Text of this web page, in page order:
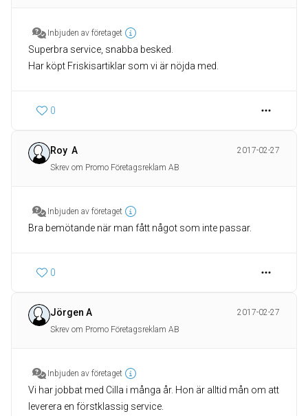
Inbjuden av företaget
Superbra service, snabba besked.
Har köpt Friskisartiklar som vi är nöjda med.
0
Roy A
2017-02-27
Skrev om Promo Företagsreklam AB
Inbjuden av företaget
Bra bemötande när man fått något som inte passar.
0
Jörgen A
2017-02-27
Skrev om Promo Företagsreklam AB
Inbjuden av företaget
Vi har jobbat med Cilla i många år. Hon är alltid mån om att
leverera en förstklassig service.